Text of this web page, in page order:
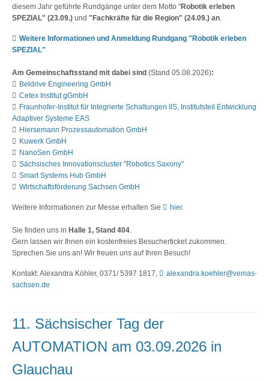
diesem Jahr geführte Rundgänge unter dem Motto "Robotik erleben
SPEZIAL" (23.09.) und "Fachkräfte für die Region" (24.09.) an
Weitere Informationen und Anmeldung Rundgang "Robotik erleben
SPEZIAL"
Am Gemeinschaftsstand mit dabei sind (Stand 05.08.2026):
Beldrive Engineering GmbH
Cetex Institut gGmbH
Fraunhofer-Institut für Integrierte Schaltungen IIS, Institutsteil Entwicklung
Adaptiver Systeme EAS
Hiersemann Prozessautomation GmbH
Kuwerk GmbH
NanoSen GmbH
Sächsisches Innovationscluster "Robotics Saxony"
Smart Systems Hub GmbH
Wirtschaftsförderung Sachsen GmbH
Weitere Informationen zur Messe erhalten Sie hier.
Sie finden uns in Halle 1, Stand 404
Gern lassen wir Ihnen ein kostenfreies Besucherticket zukommen.
Sprechen Sie uns an! Wir freuen uns auf Ihren Besuch!
Kontakt: Alexandra Köhler, 0371/ 5397 1817,
alexandra.koehler@vemas-
sachsen.de
11. Sächsischer Tag der
AUTOMATION am 03.09.2026 in
Glauchau